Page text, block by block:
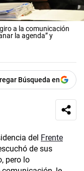
a la comunicación
la agenda” y
Búsqueda en
del Frente
de sus
pero lo